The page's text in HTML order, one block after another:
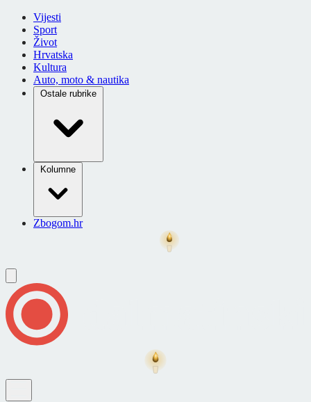
Vijesti
Sport
Život
Hrvatska
Kultura
Auto, moto & nautika
Ostale rubrike
Kolumne
Zbogom.hr